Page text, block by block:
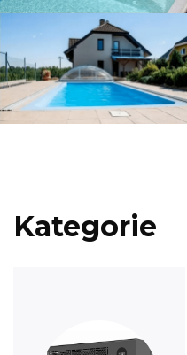
Kategorie